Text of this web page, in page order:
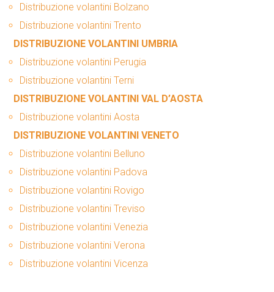
Distribuzione volantini Bolzano
Distribuzione volantini Trento
DISTRIBUZIONE VOLANTINI UMBRIA
Distribuzione volantini Perugia
Distribuzione volantini Terni
DISTRIBUZIONE VOLANTINI VAL D’AOSTA
Distribuzione volantini Aosta
DISTRIBUZIONE VOLANTINI VENETO
Distribuzione volantini Belluno
Distribuzione volantini Padova
Distribuzione volantini Rovigo
Distribuzione volantini Treviso
Distribuzione volantini Venezia
Distribuzione volantini Verona
Distribuzione volantini Vicenza